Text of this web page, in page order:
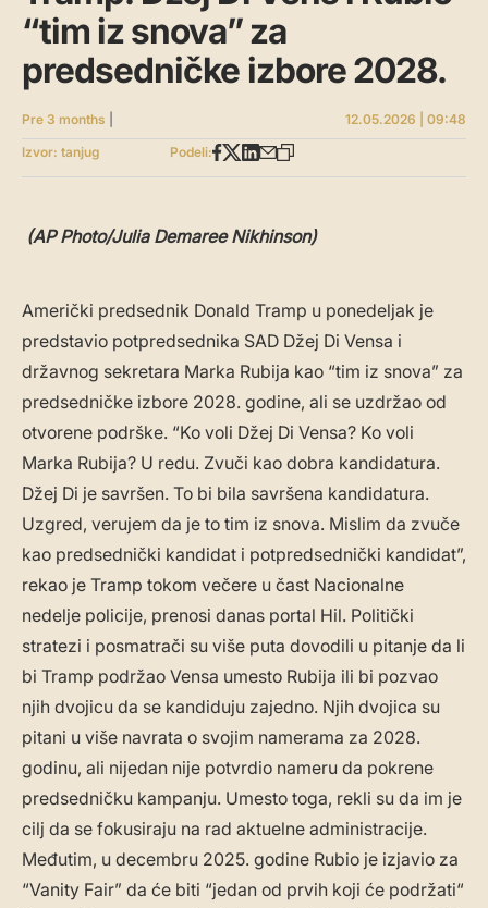
“tim iz snova” za
predsedničke izbore 2028.
Pre 3 months
12.05.2026 | 09:48
Izvor: tanjug
Podeli:
(AP Photo/Julia Demaree Nikhinson)
Američki predsednik Donald Tramp u ponedeljak je
predstavio potpredsednika SAD Džej Di Vensa i
državnog sekretara Marka Rubija kao “tim iz snova” za
predsedničke izbore 2028. godine, ali se uzdržao od
otvorene podrške. “Ko voli Džej Di Vensa? Ko voli
Marka Rubija? U redu. Zvuči kao dobra kandidatura.
Džej Di je savršen. To bi bila savršena kandidatura.
Uzgred, verujem da je to tim iz snova. Mislim da zvuče
kao predsednički kandidat i potpredsednički kandidat”,
rekao je Tramp tokom večere u čast Nacionalne
nedelje policije, prenosi danas portal Hil. Politički
stratezi i posmatrači su više puta dovodili u pitanje da li
bi Tramp podržao Vensa umesto Rubija ili bi pozvao
njih dvojicu da se kandiduju zajedno. Njih dvojica su
pitani u više navrata o svojim namerama za 2028.
godinu, ali nijedan nije potvrdio nameru da pokrene
predsedničku kampanju. Umesto toga, rekli su da im je
cilj da se fokusiraju na rad aktuelne administracije.
Međutim, u decembru 2025. godine Rubio je izjavio za
“Vanity Fair” da će biti “jedan od prvih koji će podržati“